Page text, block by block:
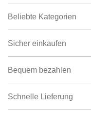
Beliebte Kategorien
Sicher einkaufen
Bequem bezahlen
Schnelle Lieferung